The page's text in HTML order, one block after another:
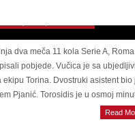
dva meča 11 kola Serie A, Roma
pobjede. Vučica je sa
ekipu Torina. Dvostruki asistent bio
Pjanić. Torosidis je u osmoj
Read
odbarao: Pjanićeva čarolija